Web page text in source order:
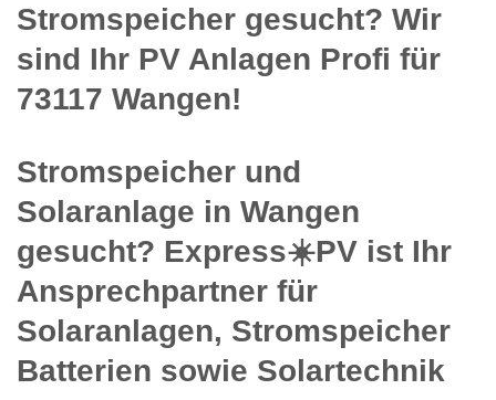
Stromspeicher gesucht? Wir
sind Ihr PV Anlagen Profi für
73117 Wangen!
Stromspeicher und
Solaranlage in Wangen
gesucht? Express☀️PV️ ist Ihr
Ansprechpartner für
Solaranlagen, Stromspeicher
Batterien sowie Solartechnik